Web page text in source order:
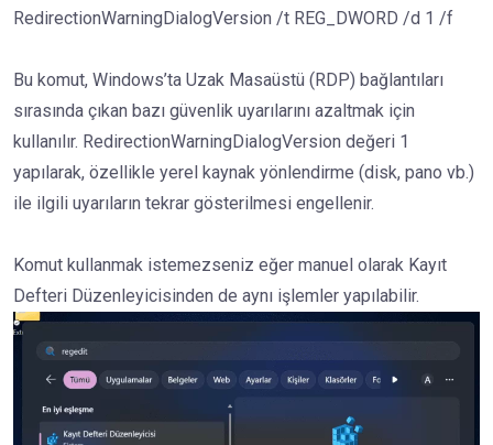
RedirectionWarningDialogVersion /t REG_DWORD /d 1 /f
Bu komut, Windows’ta Uzak Masaüstü (RDP) bağlantıları
sırasında çıkan bazı güvenlik uyarılarını azaltmak için
kullanılır. RedirectionWarningDialogVersion değeri 1
yapılarak, özellikle yerel kaynak yönlendirme (disk, pano vb.)
ile ilgili uyarıların tekrar gösterilmesi engellenir.
Komut kullanmak istemezseniz eğer manuel olarak Kayıt
Defteri Düzenleyicisinden de aynı işlemler yapılabilir.